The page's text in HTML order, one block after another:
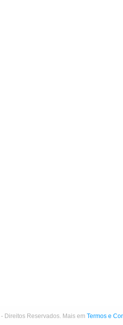
- Direitos Reservados. Mais em Termos e